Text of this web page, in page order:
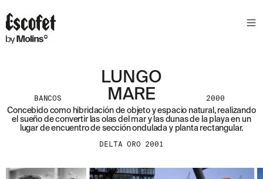
BANCOS
LUNGO
MARE
2000
Concebido como hibridación de objeto y espacio natural, realizando
el sueño de convertir las olas del mar y las dunas de la playa en un
lugar de encuentro de sección ondulada y planta rectangular.
DELTA ORO 2001